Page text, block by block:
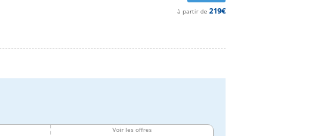
à partir de 219€
Voir les offres